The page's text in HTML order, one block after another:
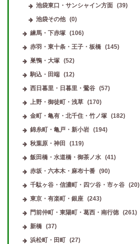
池袋東口・サンシャイン方面 (39)
池袋その他 (0)
練馬・下赤塚
(106)
赤羽・東十条・王子・板橋
(145)
巣鴨・大塚
(52)
駒込・田端
(12)
西日暮里・日暮里・鶯谷
(57)
上野・御徒町・浅草
(170)
金町・亀有・北千住・竹ノ塚
(182)
錦糸町・亀戸・新小岩
(194)
秋葉原・神田
(119)
飯田橋・水道橋・御茶ノ水
(41)
赤坂・六本木・麻布十番
(90)
千駄ヶ谷・信濃町・四ツ谷・市ヶ谷
(20)
東京・有楽町・銀座
(243)
門前仲町・東陽町・葛西・南行徳
(261)
新橋
(37)
浜松町・田町
(27)